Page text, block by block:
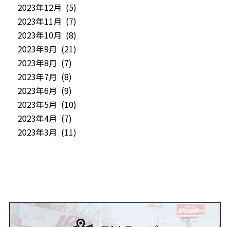
2023年12月 (5)
2023年11月 (7)
2023年10月 (8)
2023年9月 (21)
2023年8月 (7)
2023年7月 (8)
2023年6月 (9)
2023年5月 (10)
2023年4月 (7)
2023年3月 (11)